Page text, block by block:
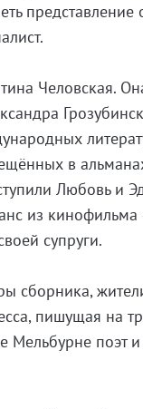
Человская.
в
Любовь и
из
супруги.
сборника,
пишущая на
Мельбурне